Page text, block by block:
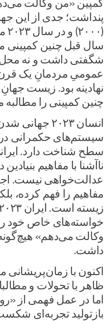
کمپین «من وکالت
پنداشت؛ جدی از این
سال قبل چنین
شگفتی داشت و نه محل
عمومیِ مردمانِ یک
نهادینه بود. زیست
چنین کمپینی را
انسان ۲۰۲۳
سیستم‌های حکمرانی در
سطح شناخت دارد.
ناآشنا با مفاهیم
عدالت‌خواهی نیست.
مفاهیم را فهم کرده،
خواسته‌های خاص خود
وکالت می‌دهم»
داشت.
اکنون با زمان‌پریشانی
ظاهر با تحولات و
اما در عمل فهمی از
بازتولید تجربه‌ای